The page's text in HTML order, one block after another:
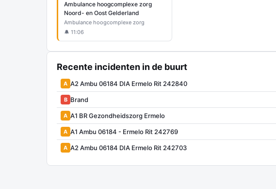
Ambulance hoogcomplexe zorg
Noord- en Oost Gelderland
Ambulance hoogcomplexe zorg
🔔 11:06
Recente incidenten in de buurt
A A2 Ambu 06184 DIA Ermelo Rit 242840
B Brand
A A1 BR Gezondheidszorg Ermelo
A A1 Ambu 06184 - Ermelo Rit 242769
A A2 Ambu 06184 DIA Ermelo Rit 242703